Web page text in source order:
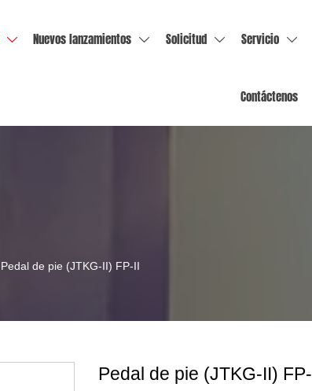
 Nuevos lanzamientos  Solicitud  Servicio 
Contáctenos
Pedal de pie (JTKG-II) FP-II
Pedal de pie (JTKG-II)